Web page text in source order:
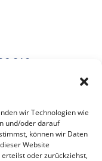
wir Technologien wie
und/oder darauf
können wir Daten
Website
oder zurückziehst,
810